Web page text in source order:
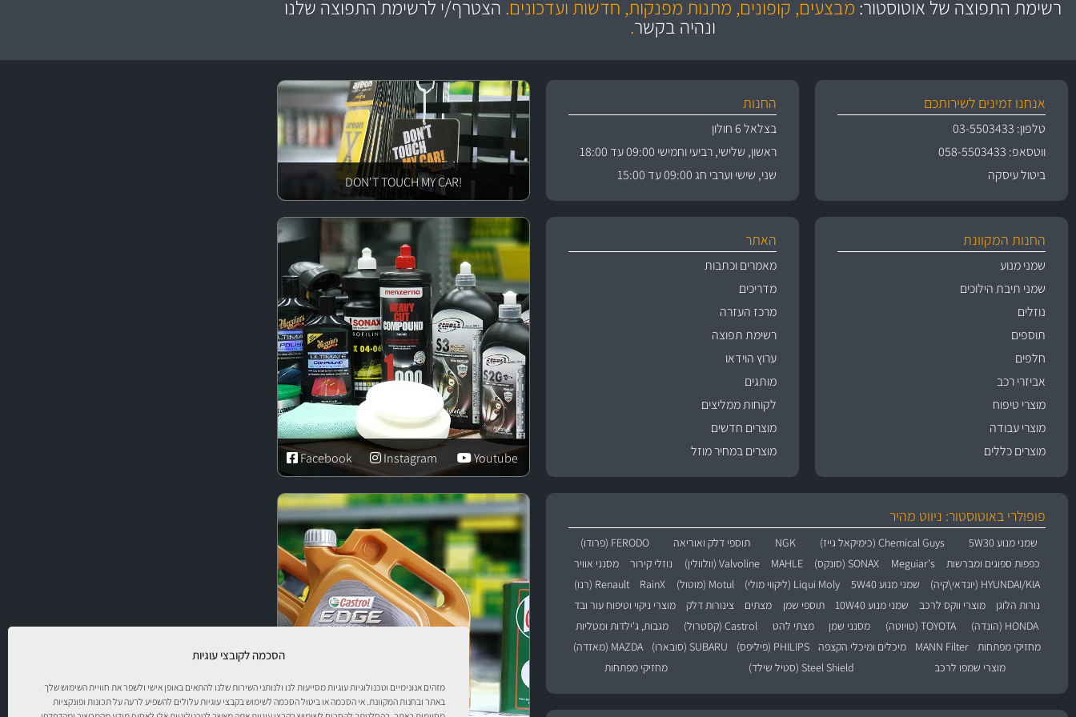
הסכמה לקובצי עוגיות
מזהים אנונימיים וטכנולוגיות עוגיות מסייעות לנו ולנותני השירות שלנו להתאים באופן אישי ולשפר את חוויית השימוש שלך
באתר ובחנות המקוונת. אי הסכמה או ביטול הסכמה לשימוש בקבצי עוגיות עלולים להשפיע לרעה על תכונות ופונקציות
משלוחים
והיצע מוצרים איכותי רשימת התפוצה של אוטוסטור: מבצעים, קופונים, מתנות מפנקות, חדשות ועדכונים. הצטרף/י לרשימת התפוצה שלנו
ונהיה בקשר.
אנחנו זמינים לשירותכם
טלפון: 03-5503433
ווטסאפ: 058-5503433
ביטול עיסקה
החנות
בצלאל 6 חולון
ראשון, שלישי, רביעי וחמישי 09:00 עד 18:00
שני, שישי וערבי חג 09:00 עד 15:00
!DON'T TOUCH MY CAR
החנות המקוונת
שמני מנוע
שמני תיבת הילוכים
נוזלים
תוספים
חלפים
אביזרי רכב
מוצרי טיפוח
מוצרי עבודה
מוצרים כללים
האתר
מאמרים וכתבות
מדריכים
מרכז העזרה
רשימת תפוצה
ערוץ הוידאו
מותגים
לקוחות ממליצים
מוצרים חדשים
מוצרים במחיר מוזל
Youtube
Instagram
Facebook
פופולרי באוטוסטור: ניווט מהיר
שמני מנוע 5W30 Chemical Guys (כימיקאל גייז) NGK תוספי דלק ואוריאה
FERODO (פרודו)
כפפות ספוגים ומברשות
Meguiar's SONAX (סונקס) MAHLE Valvoline (וולוולין) נוזלי קירור
מסנני אוויר
HYUNDAI/KIA (יונדאי\קיה)
שמני מנוע 5W40 Liqui Moly (ליקווי מולי) Motul (מוטול) RainX
Renault (רנו)
נורות הלוגן
מוצרי ווקס לרכב שמני מנוע 10W40 תוספי שמן מצתים צינורות דלק
מוצרי ניקוי וטיפוח עור ובד
HONDA (הונדה)
TOYOTA (טויוטה) מסנני שמן מצתי להט Castrol (קסטרול)
מגבות, ג'ילדות ומטליות
מחזיקי מפתחות
MANN Filter מיכלים ומיכלי הקצפה PHILIPS (פיליפס) SUBARU (סובארו)
MAZDA (מאזדה)
מוצרי שמפו לרכב
Steel Shield (סטיל שילד) מחזיקי מפתחות